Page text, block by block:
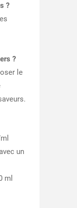
?
?
le
un
ml